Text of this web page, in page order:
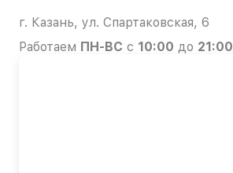
г. Казань, ул. Спартаковская, 6
Работаем ПН-ВС с 10:00 до 21:00